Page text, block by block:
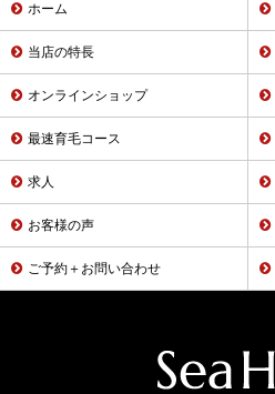
ホーム
当店の特長
オンラインショップ
最速育毛コース
求人
お客様の声
ご予約＋お問い合わせ